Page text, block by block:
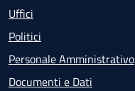
Uffici
Politici
Personale Amministrativo
Documenti e Dati